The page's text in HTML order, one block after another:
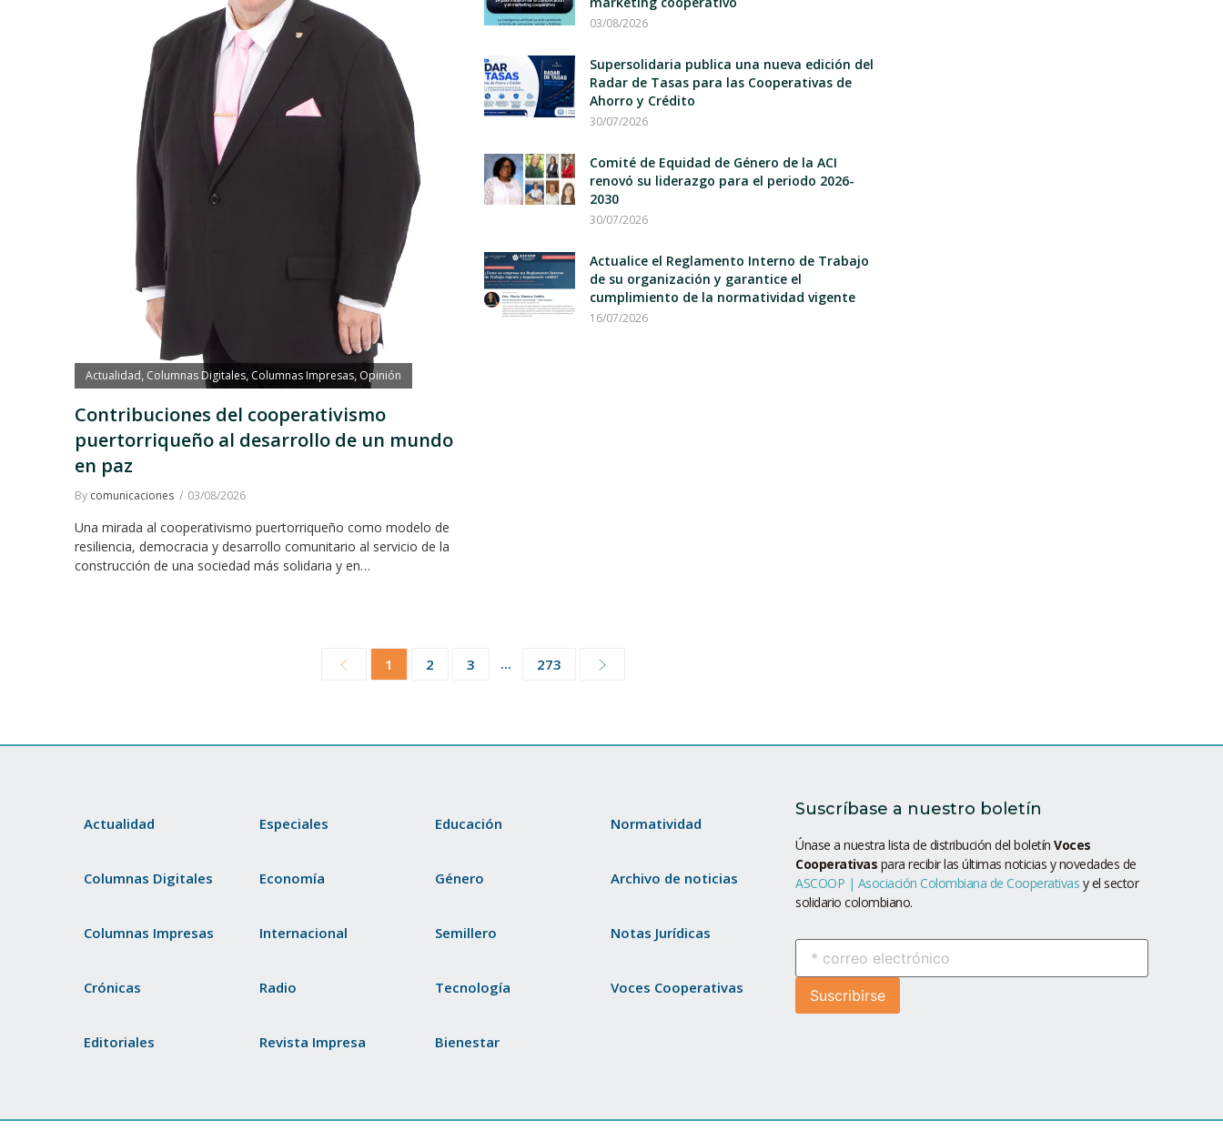
Actualidad Columnas Digitales, Columnas Impresas, Opinión
Contribuciones del cooperativismo
puertorriqueño al desarrollo de un mundo
en paz
By comunicaciones 03/08/2026
Una mirada al cooperativismo puertorriqueño como modelo de
resiliencia, democracia y desarrollo comunitario al servicio de la
construcción de una sociedad más solidaria y en…
03/08/2026
Supersolidaria publica una nueva edición del
Radar de Tasas para las Cooperativas de
Ahorro y Crédito
30/07/2026
Comité de Equidad de Género de la ACI
renovó su liderazgo para el periodo 2026-
2030
30/07/2026
Actualice el Reglamento Interno de Trabajo
de su organización y garantice el
cumplimiento de la normatividad vigente
16/07/2026
1 2 3 ... 273
Actualidad
Columnas Digitales
Columnas Impresas
Crónicas
Editoriales
Especiales
Economía
Internacional
Radio
Revista Impresa
Educación
Género
Semillero
Tecnología
Bienestar
Normatividad
Archivo de noticias
Notas Jurídicas
Voces Cooperativas
Suscríbase a nuestro boletín
Únase a nuestra lista de distribución del boletín Voces
Cooperativas para recibir las últimas noticias y novedades de
ASCOOP | Asociación Colombiana de Cooperativas y el sector
solidario colombiano.